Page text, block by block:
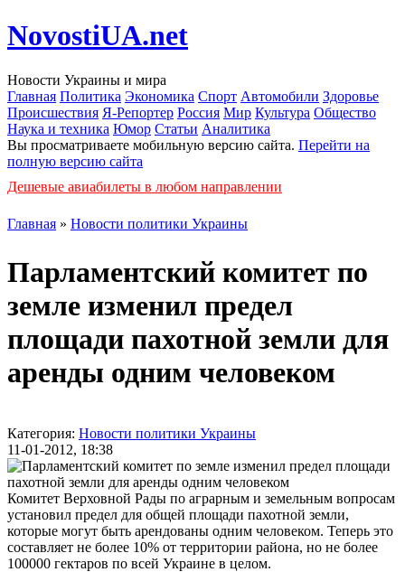
NovostiUA.net
Новости Украины и мира
Главная Политика Экономика Спорт Автомобили Здоровье
Происшествия Я-Репортер Россия Мир Культура Общество
Наука и техника Юмор Статьи Аналитика
Вы просматриваете мобильную версию сайта. Перейти на
полную версию сайта
Дешевые авиабилеты в любом направлении
Главная » Новости политики Украины
Парламентский комитет по
земле изменил предел
площади пахотной земли для
аренды одним человеком
Категория: Новости политики Украины
11-01-2012, 18:38
Комитет Верховной Рады по аграрным и земельным вопросам
установил предел для общей площади пахотной земли,
которые могут быть арендованы одним человеком. Теперь это
составляет не более 10% от территории района, но не более
100000 гектаров по всей Украине в целом.